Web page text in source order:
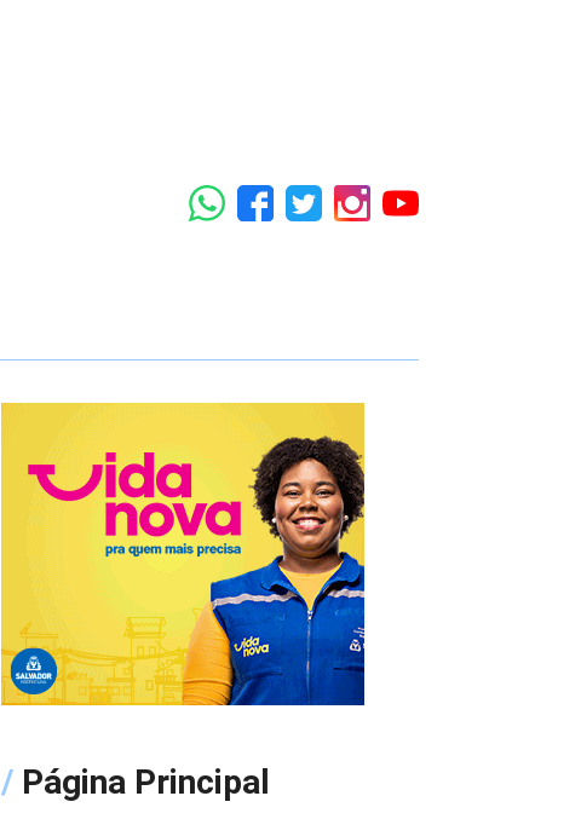
/ Página Principal